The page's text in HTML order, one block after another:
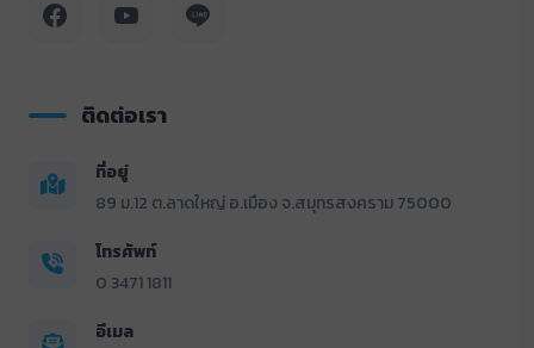
ติดต่อเรา
ที่อยู่
89 ม.12 ต.ลาดใหญ่ อ.เมือง จ.สมุทรสงคราม 75000
โทรศัพท์
0 3471 1811
อีเมล